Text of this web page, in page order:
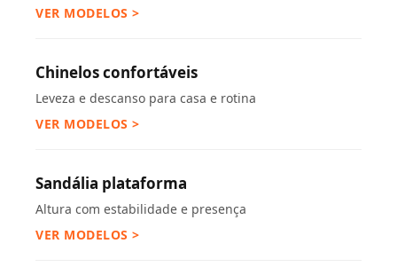
VER MODELOS >
Chinelos confortáveis
Leveza e descanso para casa e rotina
VER MODELOS >
Sandália plataforma
Altura com estabilidade e presença
VER MODELOS >